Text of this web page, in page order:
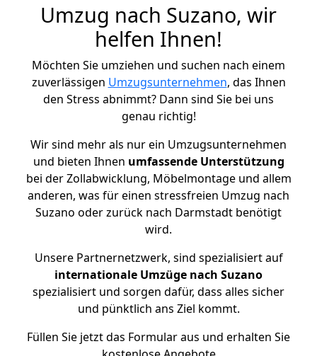
Umzug nach Suzano, wir
helfen Ihnen!
Möchten Sie umziehen und suchen nach einem
zuverlässigen Umzugsunternehmen, das Ihnen
den Stress abnimmt? Dann sind Sie bei uns
genau richtig!
Wir sind mehr als nur ein Umzugsunternehmen
und bieten Ihnen umfassende Unterstützung
bei der Zollabwicklung, Möbelmontage und allem
anderen, was für einen stressfreien Umzug nach
Suzano oder zurück nach Darmstadt benötigt
wird.
Unsere Partnernetzwerk, sind spezialisiert auf
internationale Umzüge nach Suzano
spezialisiert und sorgen dafür, dass alles sicher
und pünktlich ans Ziel kommt.
Füllen Sie jetzt das Formular aus und erhalten Sie